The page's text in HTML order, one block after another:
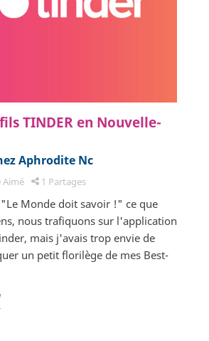
TINDER en Nouvelle-
Aphrodite Nc
Aimé 1 Partages
"Le Monde doit savoir !" ce que
nous trafiquons sur l'application
mais j'avais trop envie de
un petit florilège de mes Best-